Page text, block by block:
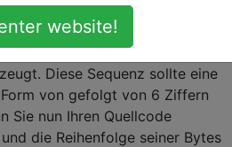
hier besteht darin, ein Programm
das eine natürliche Zahl
den ten Term einer OEIS-
Diese Sequenz sollte eine
Form von gefolgt von 6 Ziffern
Sie nun Ihren Quellcode
die Reihenfolge seiner Bytes
website!